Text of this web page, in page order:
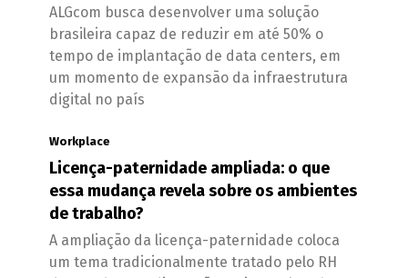
ALGcom busca desenvolver uma solução
brasileira capaz de reduzir em até 50% o
tempo de implantação de data centers, em
um momento de expansão da infraestrutura
digital no país
Workplace
Licença-paternidade ampliada: o que
essa mudança revela sobre os ambientes
de trabalho?
A ampliação da licença-paternidade coloca
um tema tradicionalmente tratado pelo RH